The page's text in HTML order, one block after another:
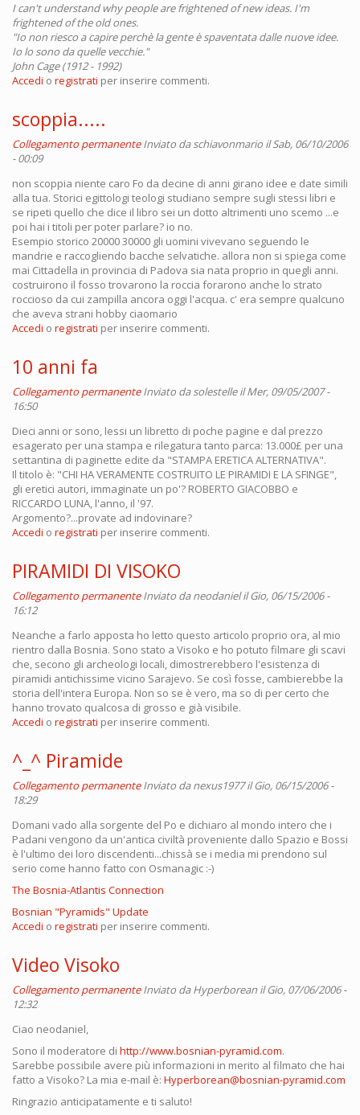
I can't understand why people are frightened of new ideas. I'm
frightened of the old ones.
"Io non riesco a capire perchè la gente è spaventata dalle nuove idee.
Io lo sono da quelle vecchie."
John Cage (1912 - 1992)
Accedi o registrati per inserire commenti.
scoppia.....
Collegamento permanente Inviato daschiavonmario il Sab, 06/10/2006
- 00:09
non scoppia niente caro Fo da decine di anni girano idee e date simili
alla tua. Storici egittologi teologi studiano sempre sugli stessi libri e
se ripeti quello che dice il libro sei un dotto altrimenti uno scemo ...e
poi hai i titoli per poter parlare? io no.
Esempio storico 20000 30000 gli uomini vivevano seguendo le
mandrie e raccogliendo bacche selvatiche. allora non si spiega come
mai Cittadella in provincia di Padova sia nata proprio in quegli anni.
costruirono il fosso trovarono la roccia forarono anche lo strato
roccioso da cui zampilla ancora oggi l'acqua. c' era sempre qualcuno
che aveva strani hobby ciaomario
Accedi o registrati per inserire commenti.
10 anni fa
Collegamento permanente Inviato dasolestelleil Mer, 09/05/2007 -
16:50
Dieci anni or sono, lessi un libretto di poche pagine e dal prezzo
esagerato per una stampa e rilegatura tanto parca: 13.000£ per una
settantina di paginette edite da "STAMPA ERETICA ALTERNATIVA".
Il titolo è: "CHI HA VERAMENTE COSTRUITO LE PIRAMIDI E LA SFINGE",
gli eretici autori, immaginate un po'? ROBERTO GIACOBBO e
RICCARDO LUNA, l'anno, il '97.
Argomento?...provate ad indovinare?
Accedi o registrati per inserire commenti.
PIRAMIDI DI VISOKO
Collegamento permanente Inviato daneodanielil Gio, 06/15/2006 -
16:12
Neanche a farlo apposta ho letto questo articolo proprio ora, al mio
rientro dalla Bosnia. Sono stato a Visoko e ho potuto filmare gli scavi
che, secono gli archeologi locali, dimostrerebbero l'esistenza di
piramidi antichissime vicino Sarajevo. Se così fosse, cambierebbe la
storia dell'intera Europa. Non so se è vero, ma so di per certo che
hanno trovato qualcosa di grosso e già visibile.
Accedi o registrati per inserire commenti.
^_^ Piramide
Collegamento permanente Inviato danexus1977il Gio, 06/15/2006 -
18:29
Domani vado alla sorgente del Po e dichiaro al mondo intero che i
Padani vengono da un'antica civiltà proveniente dallo Spazio e Bossi
è l'ultimo dei loro discendenti...chissà se i media mi prendono sul
serio come hanno fatto con Osmanagic :-)
The Bosnia-Atlantis Connection
Bosnian "Pyramids" Update
Accedi o registrati per inserire commenti.
Video Visoko
Collegamento permanente Inviato daHyperborean il Gio, 07/06/2006 -
12:32
Ciao neodaniel,
Sono il moderatore di http://www.bosnian-pyramid.com.
Sarebbe possibile avere più informazioni in merito al filmato che hai
fatto a Visoko? La mia e-mail è: Hyperborean@bosnian-pyramid.com
Ringrazio anticipatamente e ti saluto!